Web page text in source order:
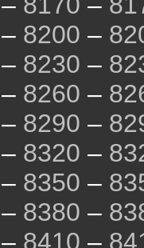
– 8200 –
– 8230 –
– 8260 –
– 8290 –
– 8320 –
– 8350 –
– 8380 –
– 8410 –